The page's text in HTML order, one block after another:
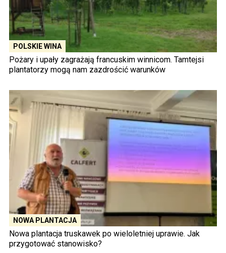
POLSKIE WINA
Pożary i upały zagrażają francuskim winnicom. Tamtejsi
plantatorzy mogą nam zazdrościć warunków
NOWA PLANTACJA
Nowa plantacja truskawek po wieloletniej uprawie. Jak
przygotować stanowisko?